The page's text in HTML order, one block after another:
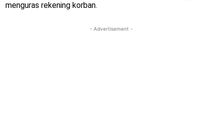
menguras rekening korban.
- Advertisement -